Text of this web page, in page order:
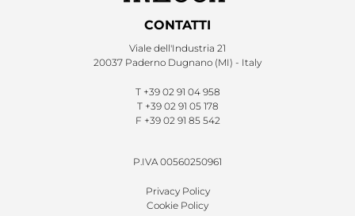
CONTATTI
Viale dell'Industria 21
20037 Paderno Dugnano (MI) - Italy
T +39 02 91 04 958
T +39 02 91 05 178
F +39 02 91 85 542
P.IVA 00560250961
Privacy Policy
Cookie Policy